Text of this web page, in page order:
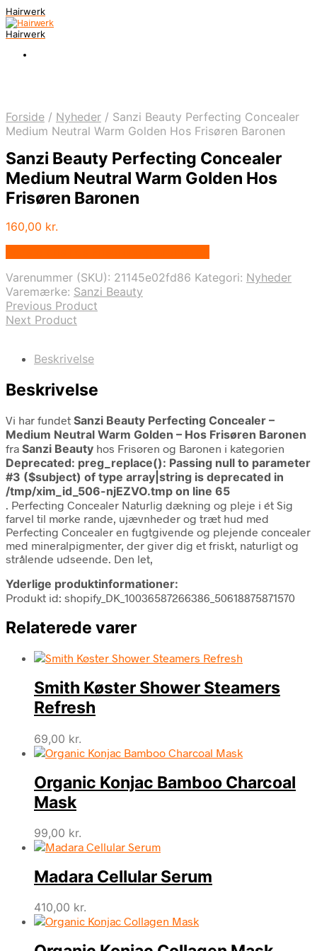
Hairwerk
Hairwerk
Forside / Nyheder / Sanzi Beauty Perfecting Concealer
Medium Neutral Warm Golden Hos Frisøren Baronen
Sanzi Beauty Perfecting Concealer
Medium Neutral Warm Golden Hos
Frisøren Baronen
160,00 kr.
Varenummer (SKU): 21145e02fd86 Kategori: Nyheder
Varemærke: Sanzi Beauty
Previous Product
Next Product
Beskrivelse
Beskrivelse
Vi har fundet Sanzi Beauty Perfecting Concealer –
Medium Neutral Warm Golden – Hos Frisøren Baronen
fra Sanzi Beauty hos Frisøren og Baronen i kategorien
Deprecated: preg_replace(): Passing null to parameter
#3 ($subject) of type array|string is deprecated in
/tmp/xim_id_506-njEZVO.tmp on line 65
. Perfecting Concealer Naturlig dækning og pleje i ét Sig
farvel til mørke rande, ujævnheder og træt hud med
Perfecting Concealer en fugtgivende og plejende concealer
med mineralpigmenter, der giver dig et friskt, naturligt og
strålende udseende. Den let,
Yderlige produktinformationer:
Produkt id: shopify_DK_10036587266386_50618875871570
Relaterede varer
Smith Køster Shower Steamers
Refresh
69,00 kr.
Organic Konjac Bamboo Charcoal
Mask
99,00 kr.
Madara Cellular Serum
410,00 kr.